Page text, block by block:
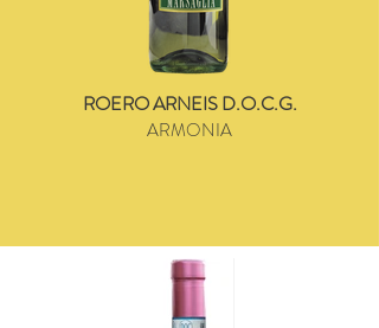
ROERO ARNEIS D.O.C.G.
ARMONIA